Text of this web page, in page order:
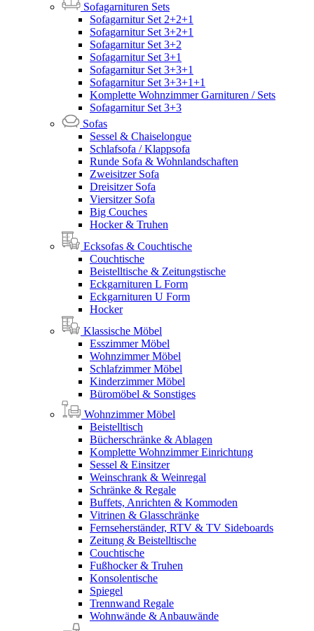
Sofagarnituren Sets
Sofagarnitur Set 2+2+1
Sofagarnitur Set 3+2+1
Sofagarnitur Set 3+2
Sofagarnitur Set 3+1
Sofagarnitur Set 3+3+1
Sofagarnitur Set 3+3+1+1
Komplette Wohnzimmer Garnituren / Sets
Sofagarnitur Set 3+3
Sofas
Sessel & Chaiselongue
Schlafsofa / Klappsofa
Runde Sofa & Wohnlandschaften
Zweisitzer Sofa
Dreisitzer Sofa
Viersitzer Sofa
Big Couches
Hocker & Truhen
Ecksofas & Couchtische
Couchtische
Beistelltische & Zeitungstische
Eckgarnituren L Form
Eckgarnituren U Form
Hocker
Klassische Möbel
Esszimmer Möbel
Wohnzimmer Möbel
Schlafzimmer Möbel
Kinderzimmer Möbel
Büromöbel & Sonstiges
Wohnzimmer Möbel
Beistelltisch
Bücherschränke & Ablagen
Komplette Wohnzimmer Einrichtung
Sessel & Einsitzer
Weinschrank & Weinregal
Schränke & Regale
Buffets, Anrichten & Kommoden
Vitrinen & Glasschränke
Fernseherständer, RTV & TV Sideboards
Zeitung & Beistelltische
Couchtische
Fußhocker & Truhen
Konsolentische
Spiegel
Trennwand Regale
Wohnwände & Anbauwände